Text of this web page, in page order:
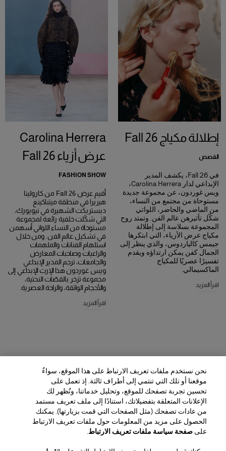
إطلالة مكياج Fall 26
القصص
في Fall 26، يكشف المدير
الإبداعي لدار Carolina Herrera،
ويس غوردون، عن مجموعة جديدة
مستوحاة من مجتمع من النساء،
من الماضي والحاضر، اللواتي
شكّل تأثيرهن عالم الفن. وتمتد روح
المجموعة بسلاسة إلى إطلالة
مكياج عرض الأزياء، التي ابتكرها
جيمس كالياردوس، والذي ينظر إلى
الجمال كفن يمكن ارتداؤه ويقدم
تفسيرًا عصريًا للمكياج
الماكسيمالي.
اقرأ المزيد
Carolina Herrera
عرض أزياء Fall 26
FASHION SHOW
أقيم عرض Fall 26 من كارولينا
هيريرا في منطقة ميتباكينغ
ديستريكت الشهيرة في نيويورك،
التي شكّلت خلفية رائعة لمجموعة
مستوحاة من النساء اللواتي أسهمن
في تشكيل عالم الفن. ومن خلال
استلهام الفنانات والملهمات
والراعيات وصاحبات المعارض
والجامعات، ترجم المدير الإبداعي
ويس غوردون هذا الإرث الإبداعي إلى
مجموعة تزخر بالقصّات النحتية،
والأحجام الواثقة، والراحة العصرية.
اقرأ المزيد
المنطقة / اللغة
نحن نستخدم ملفات تعريف الارتباط على هذا الموقع، سواءٌ
موقعنا أو تلك التي تنتمي إلى أطراف ثالثة. إذ تعمل على
تحسين تجربة تصفحك للموقع، وتحليل خدماتنا، وتُظهر لك
الإعلانات المتعلقة بتفضيلاتك، استنادًا إلى ملف تعريف مستمد
من عادات تصفحك (مثل الصفحات التي قمت بزيارتها). يمكنك
الحصول على مزيد من المعلومات حول ملفات تعريف الارتباط
علىصفحة سياسة ملفات تعريف الارتباط.